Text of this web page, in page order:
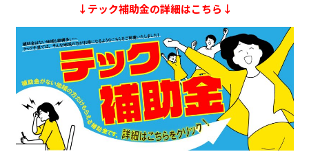
↓テック補助金の詳細はこちら↓